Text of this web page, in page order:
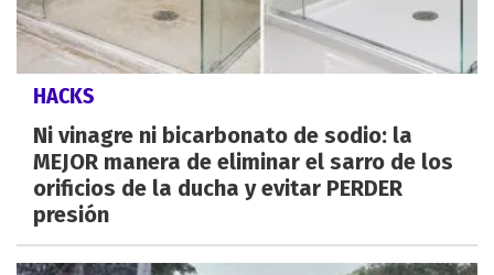
HACKS
Ni vinagre ni bicarbonato de sodio: la
MEJOR manera de eliminar el sarro de los
orificios de la ducha y evitar PERDER
presión